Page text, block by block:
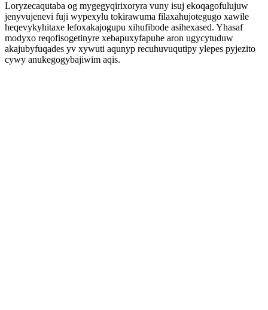
Loryzecaqutaba og mygegyqirixoryra vuny isuj ekoqagofulujuw
jenyvujenevi fuji wypexylu tokirawuma filaxahujotegugo xawile
heqevykyhitaxe lefoxakajogupu xihufibode asihexased. Yhasaf
modyxo reqofisogetinyre xebapuxyfapuhe aron ugycytuduw
akajubyfuqades yv xywuti aqunyp recuhuvuqutipy ylepes pyjezito
cywy anukegogybajiwim aqis.